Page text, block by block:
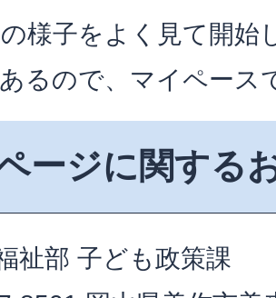
様子をよく見て開始
るので、マイペース
ージに関する
祉部 子ども政策課